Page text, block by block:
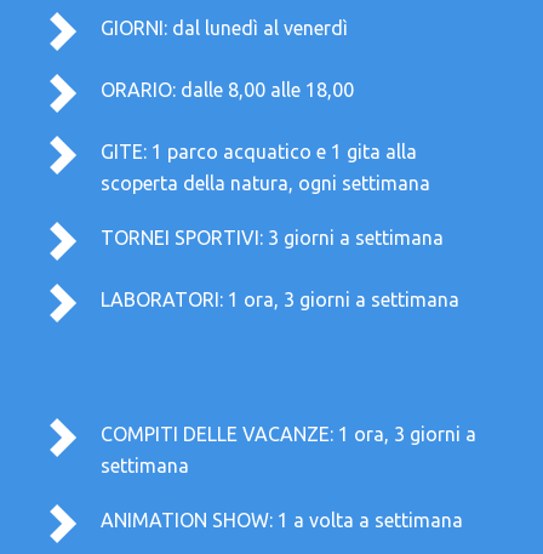
GIORNI: dal lunedì al venerdì
ORARIO: dalle 8,00 alle 18,00
GITE: 1 parco acquatico e 1 gita alla
scoperta della natura, ogni settimana
TORNEI SPORTIVI: 3 giorni a settimana
LABORATORI: 1 ora, 3 giorni a settimana
COMPITI DELLE VACANZE: 1 ora, 3 giorni a
settimana
ANIMATION SHOW: 1 a volta a settimana